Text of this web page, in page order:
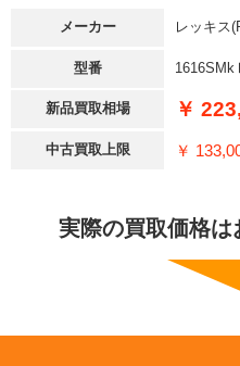
メーカー レッキス
型番
新品買取相場 ￥
中古買取上限 ￥
実際の買取価格